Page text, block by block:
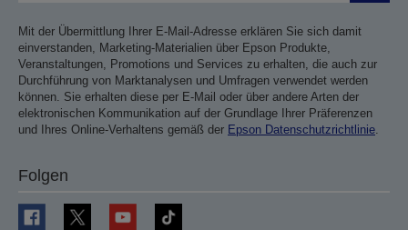
Mit der Übermittlung Ihrer E-Mail-Adresse erklären Sie sich damit
einverstanden, Marketing-Materialien über Epson Produkte,
Veranstaltungen, Promotions und Services zu erhalten, die auch zur
Durchführung von Marktanalysen und Umfragen verwendet werden
können. Sie erhalten diese per E-Mail oder über andere Arten der
elektronischen Kommunikation auf der Grundlage Ihrer Präferenzen
und Ihres Online-Verhaltens gemäß der Epson Datenschutzrichtlinie.
Folgen